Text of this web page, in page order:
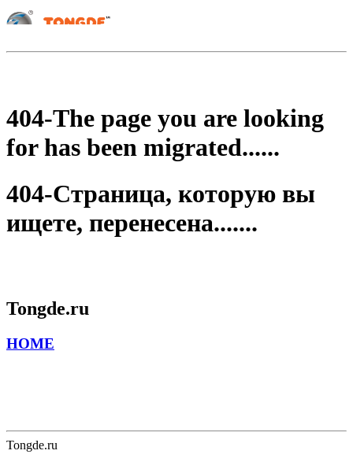
404-The page you are looking
for has been migrated......
404-Страница, которую вы
ищете, перенесена.......
Tongde.ru
HOME
Tongde.ru